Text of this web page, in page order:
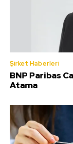
Şirket Haberleri
BNP Paribas
Atama